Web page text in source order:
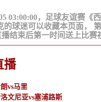
03:00:00，足球友谊赛
的球迷可以收藏本页面，
结束后第一时间送上比
播
vs马里
文尼亚vs塞浦路斯